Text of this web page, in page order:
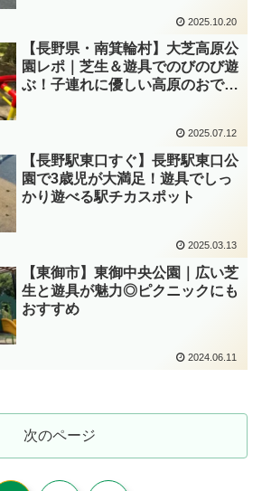
2025.10.20
【長野県・南箕輪村】大芝高原公
園レポ｜芝生＆遊具でのびのび遊
ぶ！子連れに優しい高原のおでか
2025.07.12
【長野駅東口すぐ】長野駅東口公
園で3歳児が大満足！遊具でしっ
かり遊べる駅チカスポット
2025.03.13
【東御市】東御中央公園｜広い芝
生と遊具が魅力◎ピクニックにも
おすすめ
2024.06.11
次のページ